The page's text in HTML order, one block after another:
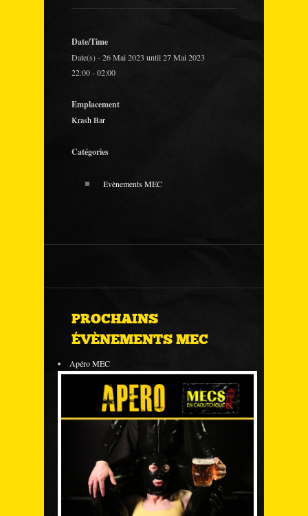
Date/Time
Date(s) - 26 Mai 2023 until 27 Mai 2023
22:00 - 02:00
Emplacement
Krash Bar
Catégories
Evènements MEC
PROCHAINS
ÉVÈNEMENTS MEC
Apéro MEC